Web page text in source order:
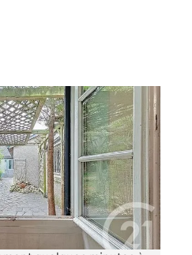
€
au centre ville !!! Dans le